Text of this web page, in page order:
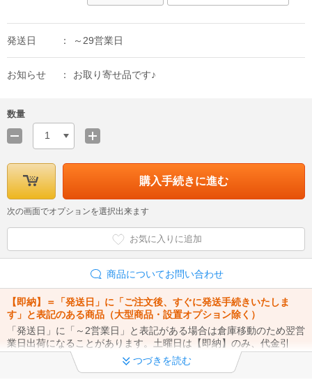
発送日 ～29営業日
お知らせ お取り寄せ品です♪
数量
1
購入手続きに進む
次の画面でオプションを選択出来ます
お気に入りに追加
商品についてお問い合わせ
【即納】＝「発送日」に「ご注文後、すぐに発送手続きいたしま
す」と表記のある商品（大型商品・設置オプション除く）
「発送日」に「～2営業日」と表記がある場合は倉庫移動のため翌営
業日出荷になることがあります。土曜日は【即納】のみ、代金引
換・クレジットカード支払いのみ11時ご注文まで当日出荷いたしま
つづきを読む